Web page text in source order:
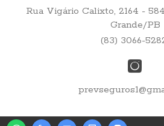
Rua Vigário Calixto, 2164 -
Grande/PB
(83) 3066-